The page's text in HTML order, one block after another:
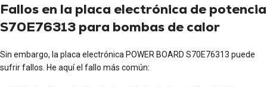
Fallos en la placa electrónica de potencia
S70E76313 para bombas de calor
Sin embargo, la placa electrónica POWER BOARD S70E76313 puede
sufrir fallos. He aquí el fallo más común: